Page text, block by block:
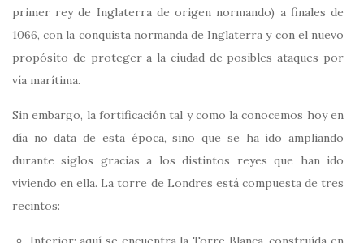
primer rey de Inglaterra de origen normando) a finales de
1066, con la conquista normanda de Inglaterra y con el nuevo
propósito de proteger a la ciudad de posibles ataques por
vía marítima.
Sin embargo, la fortificación tal y como la conocemos hoy en
día no data de esta época, sino que se ha ido ampliando
durante siglos gracias a los distintos reyes que han ido
viviendo en ella. La torre de Londres está compuesta de tres
recintos: